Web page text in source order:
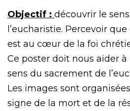
Objectif : découvrir le
l’eucharistie. Percevoir
est au cœur de la foi
Ce poster doit nous aider
sens du sacrement de
Les images sont
signe de la mort et de la